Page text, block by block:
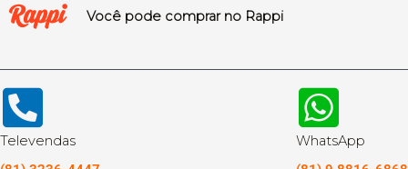
Você pode comprar no Rappi
Televendas
WhatsApp